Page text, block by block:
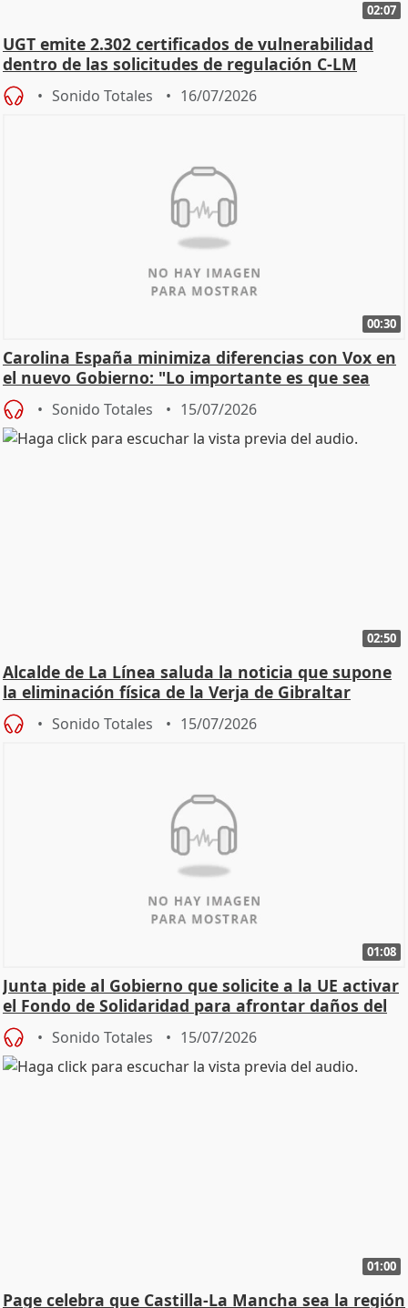
02:07
UGT emite 2.302 certificados de vulnerabilidad
dentro de las solicitudes de regulación C-LM
Sonido Totales 16/07/2026
00:30
Carolina España minimiza diferencias con Vox en
el nuevo Gobierno: "Lo importante es que sea
una leg
Sonido Totales 15/07/2026
02:50
Alcalde de La Línea saluda la noticia que supone
la eliminación física de la Verja de Gibraltar
Sonido Totales 15/07/2026
01:08
Junta pide al Gobierno que solicite a la UE activar
el Fondo de Solidaridad para afrontar daños del
Sonido Totales 15/07/2026
01:00
Page celebra que Castilla-La Mancha sea la región